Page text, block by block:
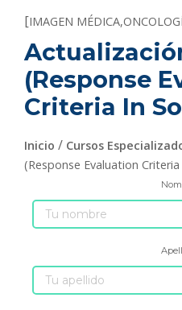
[IMAGEN MÉDICA,
(Response
Criteria In
Inicio / Cursos
(Response Evaluation